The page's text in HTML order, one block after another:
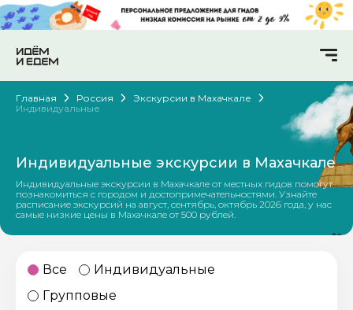
Главная Россия
Экскурсии в Махачкале
Индивидуальные
Индивидуальные экскурсии в Махачкале
Индивидуальные экскурсии в Махачкале от местных гидов помогут
познакомиться с городом и достопримечательностями. Узнайте
расписание экскурсий на август, сентябрь, октябрь 2026 года, у нас
самые низкие цены в Махачкале от 500 рублей.
Все
Индивидуальные
Групповые